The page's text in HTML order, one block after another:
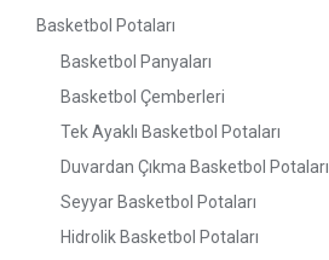
Basketbol Potaları
Basketbol Panyaları
Basketbol Çemberleri
Tek Ayaklı Basketbol Potaları
Duvardan Çıkma Basketbol Potaları
Seyyar Basketbol Potaları
Hidrolik Basketbol Potaları